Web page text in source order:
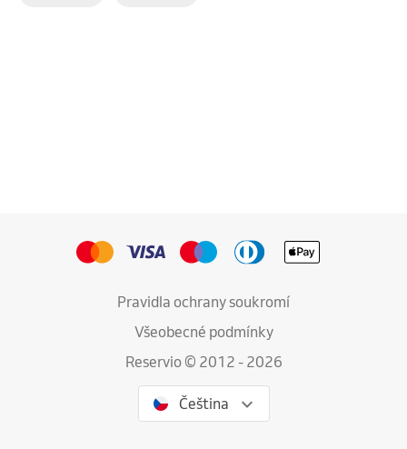
Pravidla ochrany soukromí
Všeobecné podmínky
Reservio © 2012 - 2026
Čeština